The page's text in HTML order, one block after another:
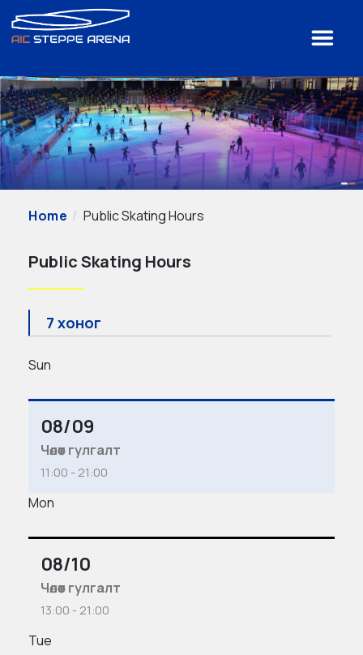
Home Public Skating Hours
Public Skating Hours
7 хоног
Sun
08/09
Чөлөөт гулгалт
11:00 - 21:00
Mon
08/10
Чөлөөт гулгалт
13:00 - 21:00
Tue